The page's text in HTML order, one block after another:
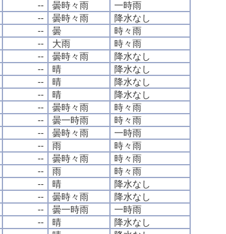
-- 曇時々雨
一時雨
-- 曇時々雨
降水なし
-- 曇
時々雨
-- 大雨
時々雨
-- 曇時々雨
降水なし
-- 晴
降水なし
-- 晴
降水なし
-- 晴
降水なし
-- 曇時々雨
時々雨
-- 曇一時雨
時々雨
-- 曇時々雨
一時雨
-- 雨
時々雨
-- 曇時々雨
時々雨
-- 雨
時々雨
-- 晴
降水なし
-- 曇時々雨
降水なし
-- 曇一時雨
一時雨
-- 晴
降水なし